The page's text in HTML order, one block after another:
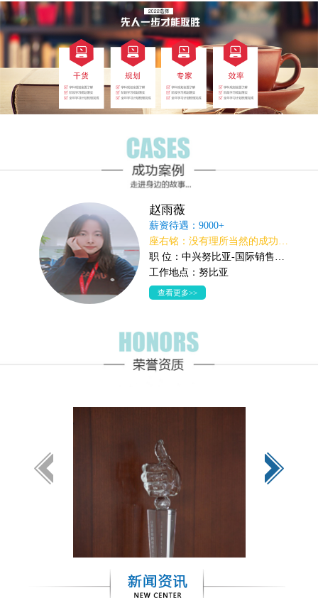
讲师
技 能：就业指导、心理咨询、学生管理
经 验： 先后为2000余名网络通信等专业学生解决了工作问题，向万余名家长交上了满意的答卷
授课方向：主要负责讲授职业素养、职业礼仪、工作效能等课程
赵雨薇
薪资待遇：9000+
工作地点：努比亚
查看更多>>
赵雨薇
薪资待遇：9000+
薪资待遇：10万+/年
工作地点：湖北
查看更多>>
薪资待遇：7000+